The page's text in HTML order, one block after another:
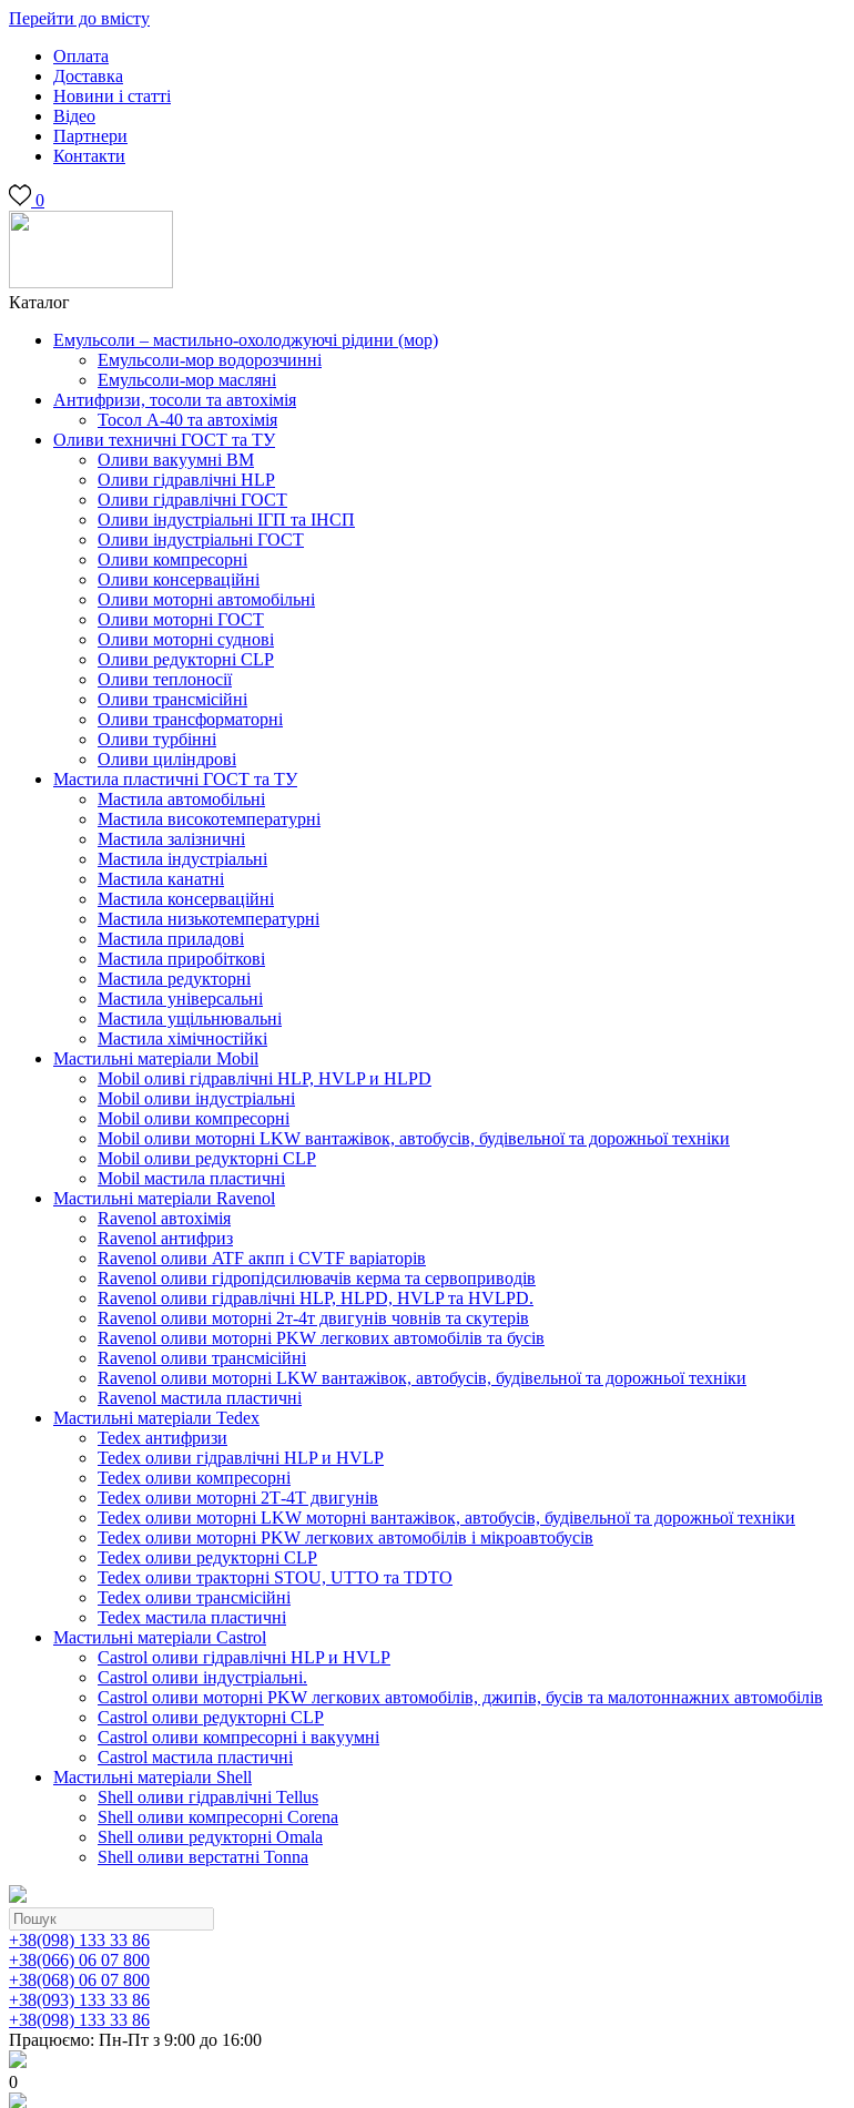
Перейти до вмісту
Оплата
Доставка
Новини і статті
Відео
Партнери
Контакти
0
Каталог
Емульсоли – мастильно-охолоджуючі рідини (мор)
Емульсоли-мор водорозчинні
Емульсоли-мор масляні
Антифризи, тосоли та автохімія
Тосол А-40 та автохімія
Оливи техничні ГОСТ та ТУ
Оливи вакуумні ВМ
Оливи гідравлічні HLP
Оливи гідравлічні ГОСТ
Оливи індустріальні ІГП та ІНСП
Оливи індустріальні ГОСТ
Оливи компресорні
Оливи консерваційні
Оливи моторні автомобільні
Оливи моторні ГОСТ
Оливи моторні суднові
Оливи редукторні CLP
Оливи теплоносії
Оливи трансмісійні
Оливи трансформаторні
Оливи турбінні
Оливи циліндрові
Мастила пластичні ГОСТ та ТУ
Мастила автомобільні
Мастила високотемпературні
Мастила залізничні
Мастила індустріальні
Мастила канатні
Мастила консерваційні
Мастила низькотемпературні
Мастила приладові
Мастила приробіткові
Мастила редукторні
Мастила універсальні
Мастила ущільнювальні
Мастила хімічностійкі
Мастильні матеріали Mobil
Mobil оливі гідравлічні HLP, HVLP и HLPD
Mobil оливи індустріальні
Mobil оливи компресорні
Mobil оливи моторні LKW вантажівок, автобусів, будівельної та дорожньої техніки
Mobil оливи редукторні CLP
Mobil мастила пластичні
Мастильні матеріали Ravenol
Ravenol автохімія
Ravenol антифриз
Ravenol оливи ATF акпп і CVTF варіаторів
Ravenol оливи гідропідсилювачів керма та сервоприводів
Ravenol оливи гідравлічні HLP, HLPD, HVLP та HVLPD.
Ravenol оливи моторні 2т-4т двигунів човнів та скутерів
Ravenol оливи моторні PKW легкових автомобілів та бусів
Ravenol оливи трансмісійні
Ravenol оливи моторні LKW вантажівок, автобусів, будівельної та дорожньої техніки
Ravenol мастила пластичні
Мастильні матеріали Tedex
Tedex антифризи
Tedex оливи гідравлічні HLP и HVLP
Tedex оливи компресорні
Tedex оливи моторні 2Т-4Т двигунів
Tedex оливи моторні LKW моторні вантажівок, автобусів, будівельної та дорожньої техніки
Tedex оливи моторні PKW легкових автомобілів і мікроавтобусів
Tedex оливи редукторні CLP
Tedex оливи тракторні STOU, UTTO та TDTO
Tedex оливи трансмісійні
Tedex мастила пластичні
Мастильні матеріали Castrol
Castrol оливи гідравлічні HLP и HVLP
Castrol оливи індустріальні.
Castrol оливи моторні PKW легкових автомобілів, джипів, бусів та малотоннажних автомобілів
Castrol оливи редукторні CLP
Castrol оливи компресорні і вакуумні
Castrol мастила пластичні
Мастильні матеріали Shell
Shell оливи гідравлічні Tellus
Shell оливи компресорні Corena
Shell оливи редукторні Omala
Shell оливи верстатні Tonna
+38(098) 133 33 86
+38(066) 06 07 800
+38(068) 06 07 800
+38(093) 133 33 86
+38(098) 133 33 86
Працюємо: Пн-Пт з 9:00 до 16:00
0